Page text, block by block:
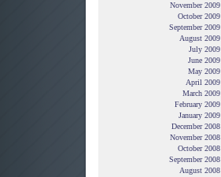
November 2009
October 2009
September 2009
August 2009
July 2009
June 2009
May 2009
April 2009
March 2009
February 2009
January 2009
December 2008
November 2008
October 2008
September 2008
August 2008